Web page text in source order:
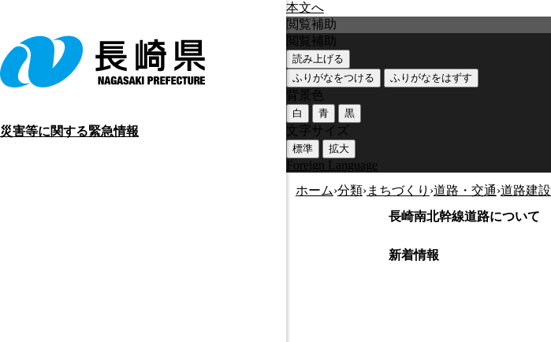
本文へ
災害等に関する緊急情報
閲覧補助
閲覧補助
読み上げる
ふりがなをつける
ふりがなをはずす
背景色
白 青 黒
文字サイズ
標準 拡大
Foreign Language
ホーム›分類›まちづくり ›道路・交通›道路建設
長崎南北幹線道路について
新着情報